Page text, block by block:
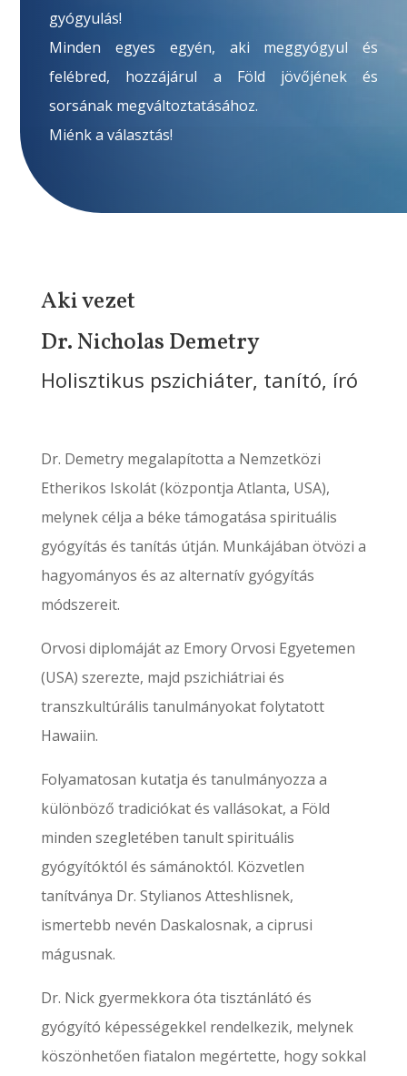
gyógyulás!
Minden egyes egyén, aki meggyógyul és
felébred, hozzájárul a Föld jövőjének és
sorsának megváltoztatásához.
Miénk a választás!
Aki vezet
Dr. Nicholas Demetry
Holisztikus pszichiáter, tanító, író
Dr. Demetry megalapította a Nemzetközi
Etherikos Iskolát (központja Atlanta, USA),
melynek célja a béke támogatása spirituális
gyógyítás és tanítás útján. Munkájában ötvözi a
hagyományos és az alternatív gyógyítás
módszereit.
Orvosi diplomáját az Emory Orvosi Egyetemen
(USA) szerezte, majd pszichiátriai és
transzkultúrális tanulmányokat folytatott
Hawaiin.
Folyamatosan kutatja és tanulmányozza a
különböző tradiciókat és vallásokat, a Föld
minden szegletében tanult spirituális
gyógyítóktól és sámánoktól. Közvetlen
tanítványa Dr. Stylianos Atteshlisnek,
ismertebb nevén Daskalosnak, a ciprusi
mágusnak.
Dr. Nick gyermekkora óta tisztánlátó és
gyógyító képességekkel rendelkezik, melynek
köszönhetően fiatalon megértette, hogy sokkal